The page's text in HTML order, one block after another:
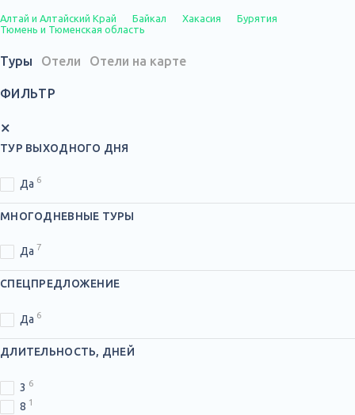
Алтай и Алтайский Край Байкал Хакасия
Бурятия
Тюмень и Тюменская область
Туры Отели Отели на карте
ФИЛЬТР
×
ТУР ВЫХОДНОГО ДНЯ
Да 6
МНОГОДНЕВНЫЕ ТУРЫ
Да 7
СПЕЦПРЕДЛОЖЕНИЕ
Да 6
ДЛИТЕЛЬНОСТЬ, ДНЕЙ
3 6
8 1